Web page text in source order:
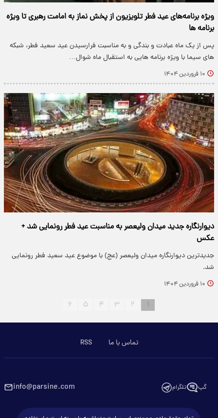
ویژه برنامه‌های عید فطر تلویزیون از پخش نماز به امامت رهبری تا ویژه
برنامه ها
پس از یک ماه عبادت و بندگی و به ‎مناسبت فرارسیدن عید سعید فطر، شبکه
های سیما با ویژه برنامه هایی به استقبال ماه شوال…
۱۰ فروردین ۱۴۰۴
دیوارنگاره جدید میدان ولیعصر به مناسبت عید فطر رونمایی شد +
عکس
جدیدترین دیوارنگاره میدان ولیعصر (عج) با موضوع عید سعید فطر رونمایی
شد.
۱۰ فروردین ۱۴۰۴
۱ ۲ ۳ ۴ ۵ ۶
تماس با ما RSS
گپ تلگرام info@parsine.com